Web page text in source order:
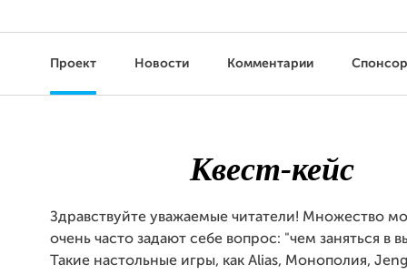
Проект Новости Комментарии
Квест-кейс
Здравствуйте уважаемые читатели! Множество
очень часто задают себе вопрос: "чем заняться в
Такие настольные игры, как Alias, Монополия,